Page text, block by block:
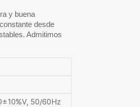
y buena
desde
Admitimos
50/60Hz